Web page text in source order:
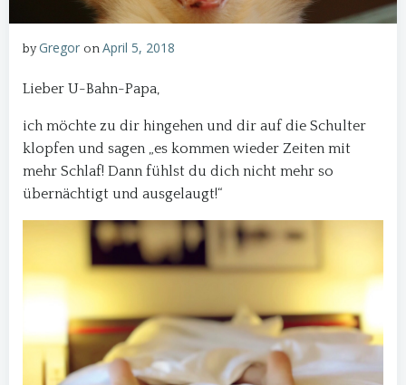
byGregor onApril 5, 2018
Lieber U-Bahn-Papa,
ich möchte zu dir hingehen und dir auf die Schulter
klopfen und sagen „es kommen wieder Zeiten mit
mehr Schlaf! Dann fühlst du dich nicht mehr so
übernächtigt und ausgelaugt!“